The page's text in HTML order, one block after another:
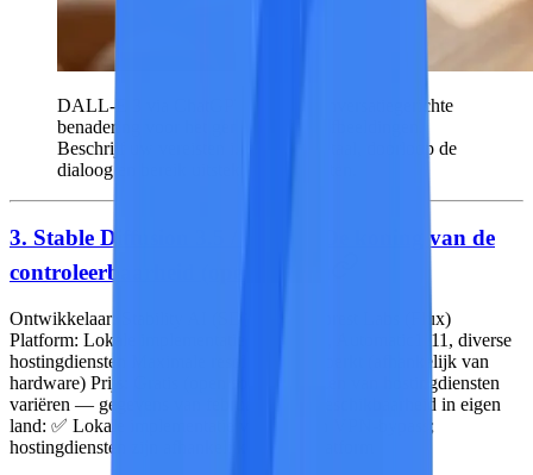
DALL-E 3 via ChatGPT — Een conversatiegerichte
benadering voor het genereren van afbeeldingen.
Beschrijf uw vereisten in alledaagse taal, doorloop de
dialoog en bereik uitstekende resultaten.
3. Stable Diffusion 3.5 / Flux — De koning van de
controleerbaarheid (open source)
Ontwikkelaar:
Stability AI (SD) / Black Forest Labs (Flux)
Platform: Lokale implementatie, ComfyUI, Automatic1111, diverse
hostingdiensten
Onbeperkt (afhankelijk van
hardware) Prijs:
Gratis (open source), prijzen van hostingdiensten
variëren — gegevens van februari 2026
Beschikbaarheid in eigen
land: ✅ Lokale implementatie vereist geen VPN-bypass;
hostingdiensten zijn afhankelijk van het platform